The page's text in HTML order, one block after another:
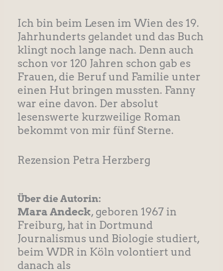
Ich bin beim Lesen im Wien des 19.
Jahrhunderts gelandet und das Buch
klingt noch lange nach. Denn auch
schon vor 120 Jahren schon gab es
Frauen, die Beruf und Familie unter
einen Hut bringen mussten. Fanny
war eine davon. Der absolut
lesenswerte kurzweilige Roman
bekommt von mir fünf Sterne.
Rezension Petra Herzberg
Über die Autorin:
Mara Andeck, geboren 1967 in
Freiburg, hat in Dortmund
Journalismus und Biologie studiert,
beim WDR in Köln volontiert und
danach als